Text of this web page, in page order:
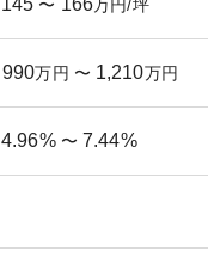
145 〜 166万円/坪
990万円 〜 1,210万円
4.96% 〜 7.44%